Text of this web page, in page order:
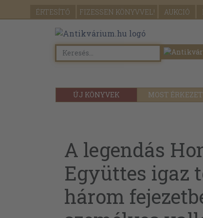
ÉRTESÍTŐ FIZESSEN KÖNYVVEL! AUKCIÓ
ÚJ KÖNYVEK MOST
A legendás
Együttes igaz
három